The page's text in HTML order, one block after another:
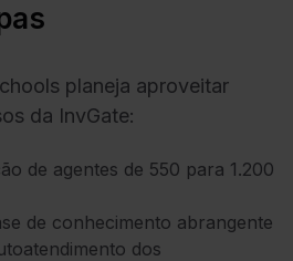
planeja aproveitar
da InvGate:
de agentes de 550 para 1.200
de conhecimento abrangente
dos